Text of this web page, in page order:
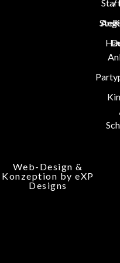
/
Web-Design &
Konzeption by eXP
Designs